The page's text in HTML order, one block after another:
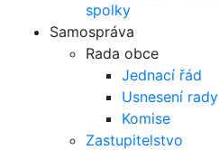
spolky
Samospráva
Rada obce
Jednací řád
Usnesení rady
Komise
Zastupitelstvo